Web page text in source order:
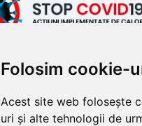
Folosim cookie-
Acest site web folosește
uri și alte tehnologii de